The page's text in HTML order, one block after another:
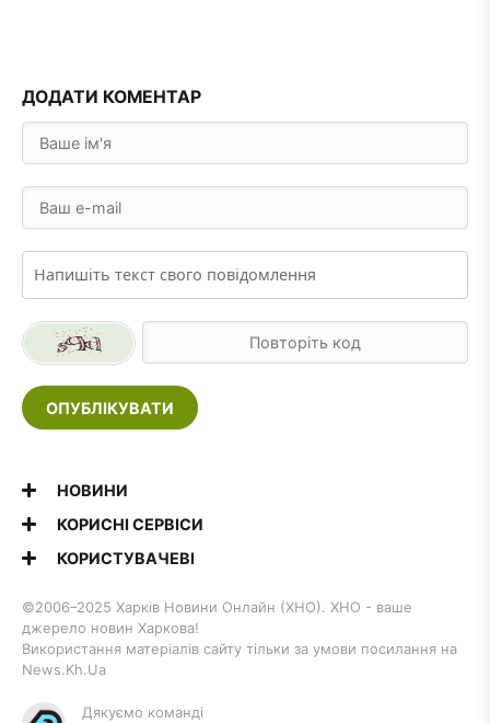
ДОДАТИ КОМЕНТАР
ОПУБЛІКУВАТИ
НОВИНИ
КОРИСНІ СЕРВІСИ
КОРИСТУВАЧЕВІ
©2006–2025 Харків Новини Онлайн (ХНО). ХНО - ваше
джерело новин Харкова!
Використання матеріалів сайту тільки за умови посилання на
News.Kh.Ua
Дякуємо команді